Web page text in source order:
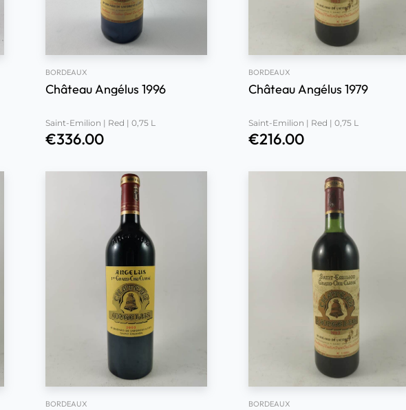
BORDEAUX
Château Angélus 1996
Saint-Emilion | Red | 0,75 L
€336.00
BORDEAUX
Château Angélus 1979
Saint-Emilion | Red | 0,75 L
€216.00
BORDEAUX BORDEAUX